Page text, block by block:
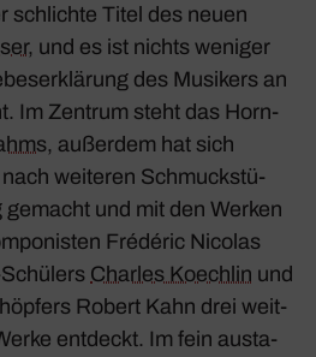
schlichte Titel des neuen
, und es ist nichts weniger
des Musi­kers an
Im Zentrum steht das Horn­
, außerdem hat sich
weiteren Schmuck­stü­
und mit den Werken
Frédéric Nicolas
Charles Koechlin und
Robert Kahn drei weit­
entdeckt. Im fein austa­